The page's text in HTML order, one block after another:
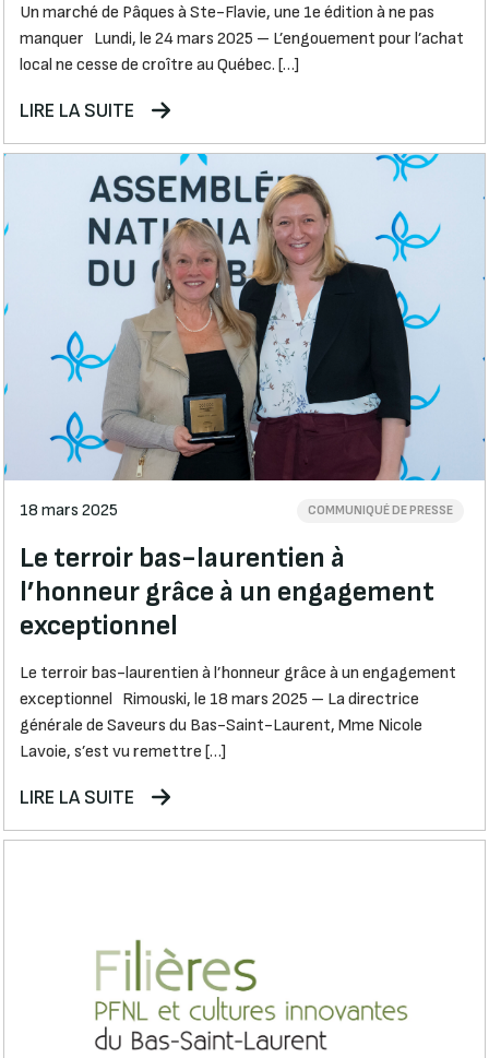
Un marché de Pâques à Ste-Flavie, une 1e édition à ne pas
manquer Lundi, le 24 mars 2025 – L’engouement pour l’achat
local ne cesse de croître au Québec. […]
LIRE LA SUITE
18 mars 2025 COMMUNIQUÉ DE PRESSE
Le terroir bas-laurentien à
l’honneur grâce à un engagement
exceptionnel
Le terroir bas-laurentien à l’honneur grâce à un engagement
exceptionnel Rimouski, le 18 mars 2025 – La directrice
générale de Saveurs du Bas-Saint-Laurent, Mme Nicole
Lavoie, s’est vu remettre […]
LIRE LA SUITE